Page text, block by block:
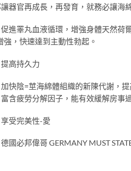
器官再成長，再發育，就務必讓海
促進睪丸血液循環，增強身體天然
強，快速達到主動性勃起。
高持久力
加快陰=莖海綿體組織的新陳代謝，
富含疲勞分解因子，能有效緩解房
受完美性-愛
德國必邦偉哥 GERMANY MUST